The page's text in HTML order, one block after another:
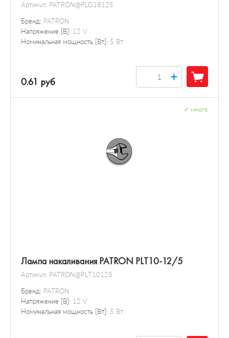
Артикул: PATRON@PLG18125
Бренд: PATRON
Напряжение [В]: 12 V
Номинальная мощность [Вт]: 5 Вт
0.61 руб +
Лампа накаливания PATRON PLT10-12/5
Артикул: PATRON@PLT10125
Бренд: PATRON
Напряжение [В]: 12 V
Номинальная мощность [Вт]: 5 Вт
много